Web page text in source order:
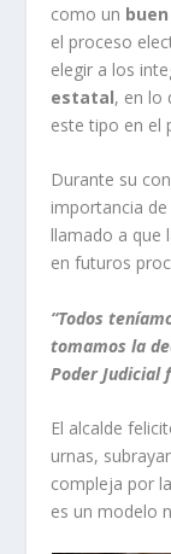
como un
el proceso
elegir a los
estatal, en lo
este tipo en el
Durante su
importancia
llamado a que
en futuros
“Todos
tomamos la
Poder Judicial
El alcalde
urnas,
compleja por
es un modelo